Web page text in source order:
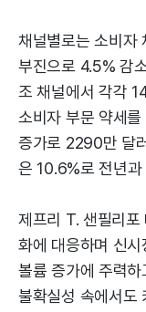
채널별로는 소비자
부진으로 4.5% 감
조 채널에서 각각
소비자 부문 약세
증가로 2290만 달
은 10.6%로 전년과
제프리 T. 샌필리포
화에 대응하며 신
볼륨 증가에 주력
불확실성 속에서도